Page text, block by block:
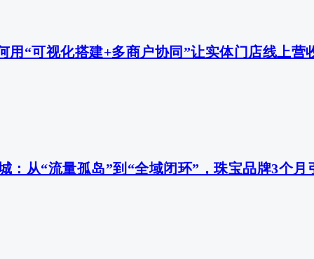
用“可视化搭建+多商户协同”让实体门店线上营
：从“流量孤岛”到“全域闭环”，珠宝品牌3个月